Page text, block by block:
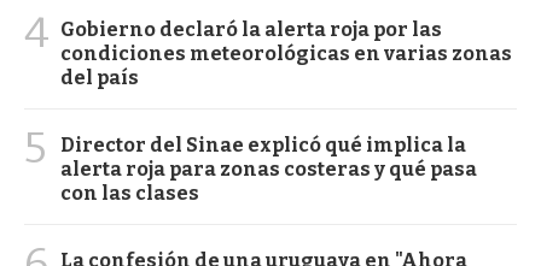
4 Gobierno declaró la alerta roja por las
condiciones meteorológicas en varias zonas
del país
5
Director del Sinae explicó qué implica la
alerta roja para zonas costeras y qué pasa
con las clases
La confesión de una uruguaya en "Ahora